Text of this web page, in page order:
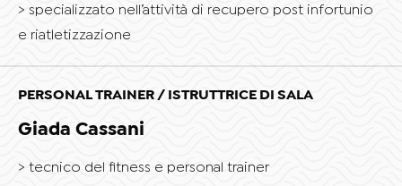
specializzato nell’attività di recupero post infortunio
e riatletizzazione
PERSONAL TRAINER / ISTRUTTRICE DI SALA
Giada Cassani
tecnico del fitness e personal trainer